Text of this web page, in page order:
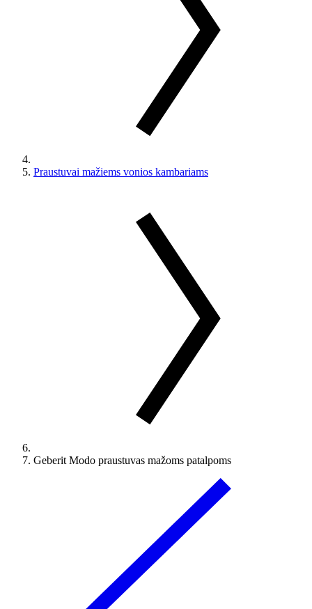
Praustuvai mažiems vonios kambariams
Geberit Modo praustuvas mažoms patalpoms